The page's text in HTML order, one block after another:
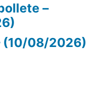
–
(10/08/2026)